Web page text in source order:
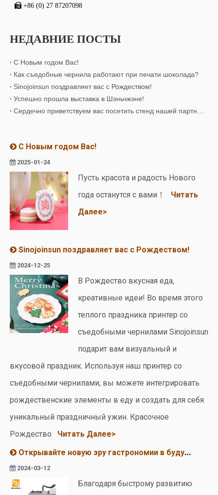
 +86 (0) 27 87207098
НЕДАВНИЕ ПОСТЫ
С Новым годом Вас!
Как съедобные чернила работают при печати шоколада?
Sinojoinsun поздравляет вас с Рождеством!
Успешно прошла выставка в Шэньчжэне!
С Новым годом Вас!
2025-01-24
Пусть красота и радость Нового
года останутся с вами！ Читать
Далее>
Sinojoinsun поздравляет вас с Рождеством!
2024-12-25
В Рождество вкусная еда,
креативные идеи! Во время этого
теплого праздника принтер со
съедобными чернилами Sinojoinsun
подарит вам визуальный и
вкусовой праздник. Используя наш принтер со
съедобными чернилами, вы можете интегрировать
рождественские элементы в еду и создать для себя
уникальный праздничный ужин. Красочное
Рождество Читать Далее>
Открывайте новую эру гастрономии в будущем: на рынке появится новый пищевой принтер
2024-03-12
Благодаря быстрому развитию